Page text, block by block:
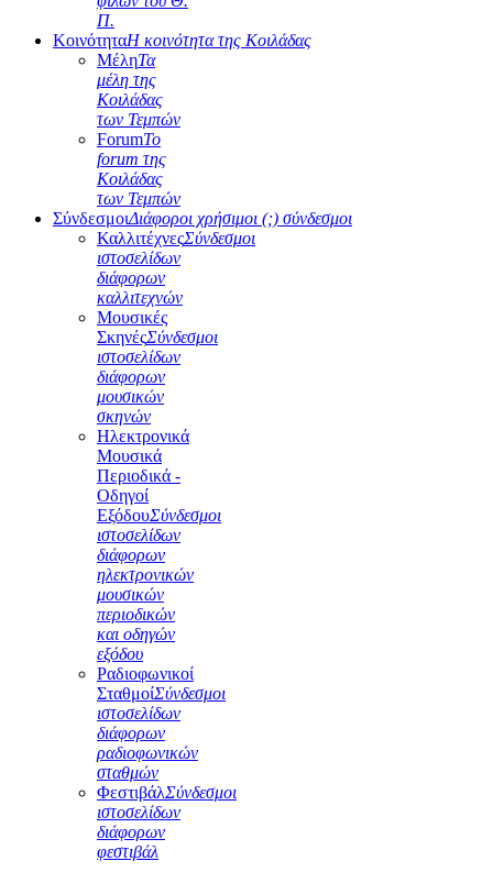
Π.
ΚοινότηταΗ κοινότητα της Κοιλάδας
ΜέληΤα
μέλη της
Κοιλάδας
των Τεμπών
ForumΤο
forum της
Κοιλάδας
των Τεμπών
ΣύνδεσμοιΔιάφοροι χρήσιμοι (;) σύνδεσμοι
ΚαλλιτέχνεςΣύνδεσμοι
ιστοσελίδων
διάφορων
καλλιτεχνών
Μουσικές
ΣκηνέςΣύνδεσμοι
ιστοσελίδων
διάφορων
μουσικών
σκηνών
Ηλεκτρονικά
Μουσικά
Περιοδικά -
Οδηγοί
ΕξόδουΣύνδεσμοι
ιστοσελίδων
διάφορων
ηλεκτρονικών
μουσικών
περιοδικών
και οδηγών
εξόδου
Ραδιοφωνικοί
ΣταθμοίΣύνδεσμοι
ιστοσελίδων
διάφορων
ραδιοφωνικών
σταθμών
ΦεστιβάλΣύνδεσμοι
ιστοσελίδων
διάφορων
φεστιβάλ